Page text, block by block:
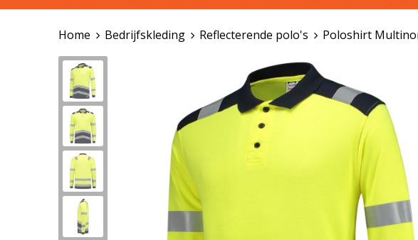
Home Bedrijfskleding Reflecterende polo's Poloshirt